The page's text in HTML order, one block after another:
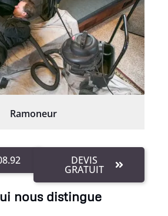
Ramoneur
DEVIS
GRATUIT
nous distingue